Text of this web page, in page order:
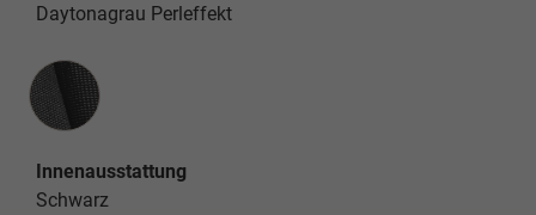
Daytonagrau Perleffekt
Innenausstattung
Innenausstattung
Schwarz